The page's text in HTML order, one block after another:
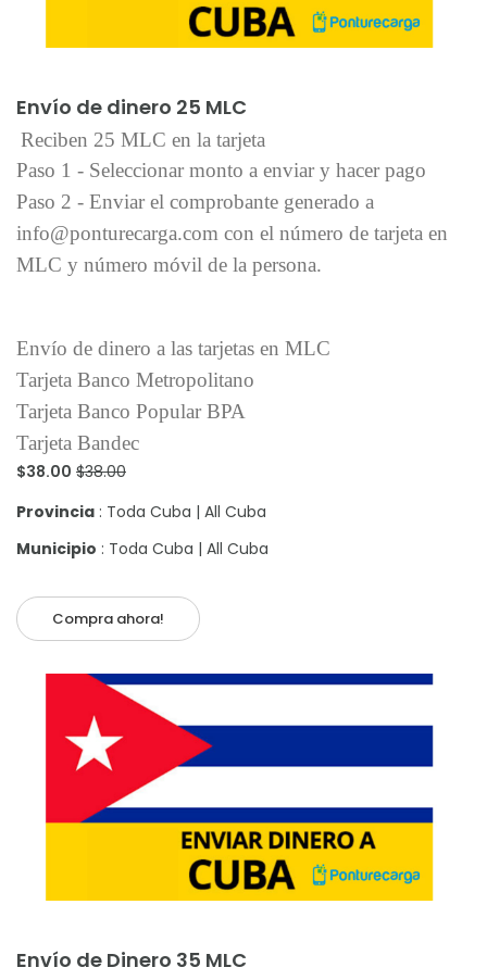
Envío de dinero 25 MLC
Reciben 25 MLC en la tarjeta
Paso 1 - Seleccionar monto a enviar y hacer pago
Paso 2 - Enviar el comprobante generado a
info@ponturecarga.com con el número de tarjeta en
MLC y número móvil de la persona.
Envío de dinero a las tarjetas en MLC
Tarjeta Banco Metropolitano
Tarjeta Banco Popular BPA
Tarjeta Bandec
$38.00 $38.00
Provincia : Toda Cuba | All Cuba
Municipio : Toda Cuba | All Cuba
Compra ahora!
Envío de Dinero 35 MLC